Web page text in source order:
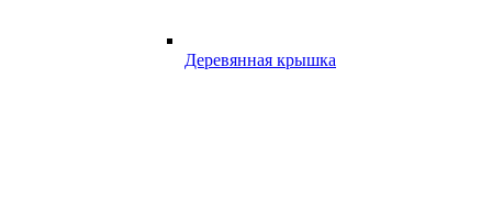
Деревянная крышка